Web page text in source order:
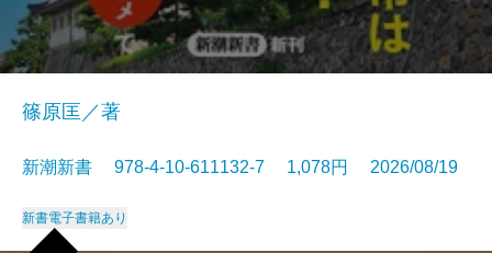
篠原匡／著
新潮新書 978-4-10-611132-7 1,078円 2026/08/19
新書電子書籍あり